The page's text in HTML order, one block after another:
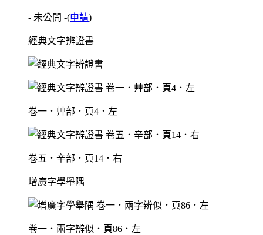
- 未公開 -(申請)
經典文字辨證書
卷一．艸部．頁4．左
卷五．辛部．頁14．右
增廣字學舉隅
卷一．兩字辨似．頁86．左